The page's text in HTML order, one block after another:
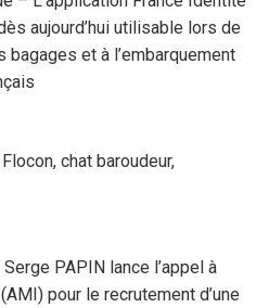
aujourd’hui utilisable lors de
bagages et à l’embarquement
chat baroudeur,
PAPIN lance l’appel à
pour le recrutement d’une